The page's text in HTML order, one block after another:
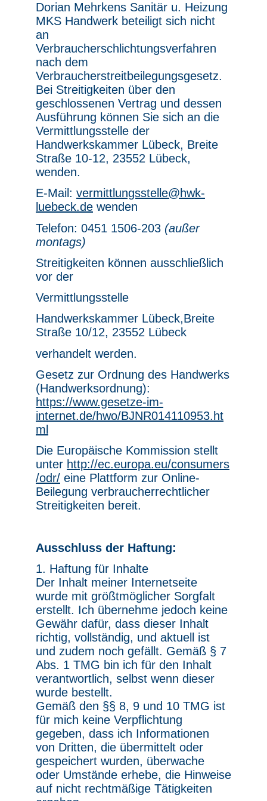
Dorian Mehrkens Sanitär u. Heizung
MKS Handwerk beteiligt sich nicht
an
Verbraucherschlichtungsverfahren
nach dem
Verbraucherstreitbeilegungsgesetz.
Bei Streitigkeiten über den
geschlossenen Vertrag und dessen
Ausführung können Sie sich an die
Vermittlungsstelle der
Handwerkskammer Lübeck, Breite
Straße 10-12, 23552 Lübeck,
wenden.
E-Mail: vermittlungsstelle@hwk-
luebeck.de wenden
Telefon: 0451 1506-203 (außer
montags)
Streitigkeiten können ausschließlich
vor der
Vermittlungsstelle
Handwerkskammer Lübeck,Breite
Straße 10/12, 23552 Lübeck
verhandelt werden.
Gesetz zur Ordnung des Handwerks
(Handwerksordnung):
https://www.gesetze-im-
internet.de/hwo/BJNR014110953.ht
ml
Die Europäische Kommission stellt
unter http://ec.europa.eu/consumers
/odr/ eine Plattform zur Online-
Beilegung verbraucherrechtlicher
Streitigkeiten bereit.
Ausschluss der Haftung:
1. Haftung für Inhalte
Der Inhalt meiner Internetseite
wurde mit größtmöglicher Sorgfalt
erstellt. Ich übernehme jedoch keine
Gewähr dafür, dass dieser Inhalt
richtig, vollständig, und aktuell ist
und zudem noch gefällt. Gemäß § 7
Abs. 1 TMG bin ich für den Inhalt
verantwortlich, selbst wenn dieser
wurde bestellt.
Gemäß den §§ 8, 9 und 10 TMG ist
für mich keine Verpflichtung
gegeben, dass ich Informationen
von Dritten, die übermittelt oder
gespeichert wurden, überwache
oder Umstände erhebe, die Hinweise
auf nicht rechtmäßige Tätigkeiten